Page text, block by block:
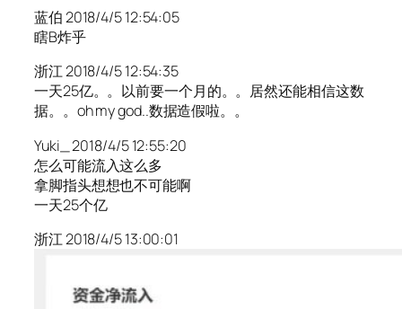
蓝伯 2018/4/5 12:54:05
瞎B炸乎
浙江 2018/4/5 12:54:35
一天25亿。。以前要一个月的。。居然还能相信这数
据。。oh my god..数据造假啦。。
Yuki_ 2018/4/5 12:55:20
怎么可能流入这么多
拿脚指头想想也不可能啊
一天25个亿
浙江 2018/4/5 13:00:01